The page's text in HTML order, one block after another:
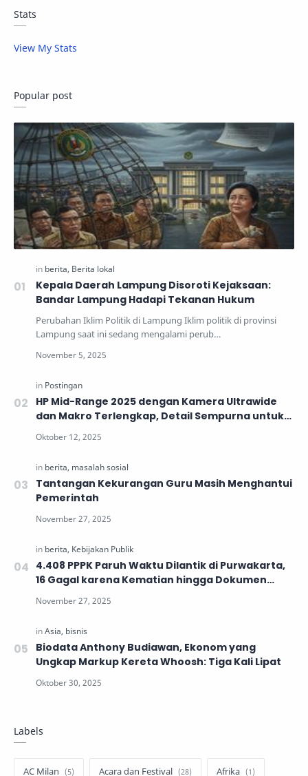
Stats
View My Stats
Popular post
Kepala Daerah Lampung Disoroti Kejaksaan:
Bandar Lampung Hadapi Tekanan Hukum
Perubahan Iklim Politik di Lampung Iklim politik di provinsi
Lampung saat ini sedang mengalami perub…
HP Mid-Range 2025 dengan Kamera Ultrawide
dan Makro Terlengkap, Detail Sempurna untuk
Tantangan Kekurangan Guru Masih Menghantui
Pemerintah
4.408 PPPK Paruh Waktu Dilantik di Purwakarta,
16 Gagal karena Kematian hingga Dokumen
Biodata Anthony Budiawan, Ekonom yang
Ungkap Markup Kereta Whoosh: Tiga Kali Lipat
Labels
AC Milan Acara dan Festival Afrika